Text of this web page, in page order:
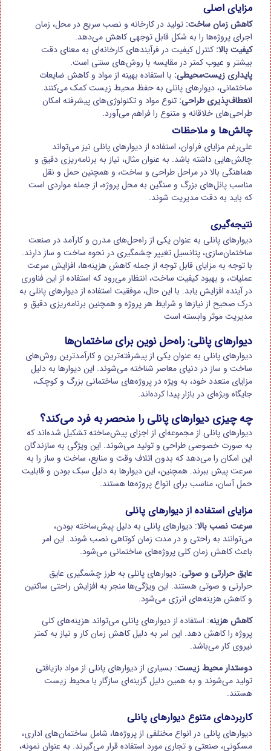
مزایای اصلی
کاهش زمان ساخت: تولید در کارخانه و نصب سریع در محل، زمان
اجرای پروژه‌ها را به شکل قابل توجهی کاهش می‌دهد.
کیفیت بالا: کنترل کیفیت در فرآیندهای کارخانه‌ای به معنای دقت
بیشتر و عیوب کمتر در مقایسه با روش‌های سنتی است.
پایداری زیست‌محیطی: با استفاده بهینه از مواد و کاهش ضایعات
ساختمانی، دیوارهای پانلی به حفظ محیط زیست کمک می‌کنند.
انعطاف‌پذیری طراحی: تنوع مواد و تکنولوژی‌های پیشرفته امکان
طراحی‌های خلاقانه و متنوع را فراهم می‌آورد.
چالش‌ها و ملاحظات
علی‌رغم مزایای فراوان، استفاده از دیوارهای پانلی نیز می‌تواند
چالش‌هایی داشته باشد. به عنوان مثال، نیاز به برنامه‌ریزی دقیق و
هماهنگی بالا در مراحل طراحی و ساخت، و همچنین حمل و نقل
مناسب پانل‌های بزرگ و سنگین به محل پروژه، از جمله مواردی است
که باید به دقت مدیریت شوند.
نتیجه‌گیری
دیوارهای پانلی به عنوان یکی از راه‌حل‌های مدرن و کارآمد در صنعت
ساختمان‌سازی، پتانسیل تغییر چشمگیری در نحوه ساخت و ساز دارند.
با توجه به مزایای قابل توجه از جمله کاهش هزینه‌ها، افزایش سرعت
عملیات، و بهبود کیفیت ساخت، انتظار می‌رود که استفاده از این فناوری
در آینده افزایش یابد. با این حال، موفقیت استفاده از دیوارهای پانلی به
درک صحیح از نیازها و شرایط هر پروژه و همچنین برنامه‌ریزی دقیق و
مدیریت موثر وابسته است
دیوارهای پانلی: راه‌حل نوین برای ساختمان‌ها
دیوارهای پانلی به عنوان یکی از پیشرفته‌ترین و کارآمدترین روش‌های
ساخت و ساز در دنیای معاصر شناخته می‌شوند. این دیوارها به دلیل
مزایای متعدد خود، به ویژه در پروژه‌های ساختمانی بزرگ و کوچک،
جایگاه ویژه‌ای در بازار پیدا کرده‌اند.
چه چیزی دیوارهای پانلی را منحصر به فرد می‌کند؟
دیوارهای پانلی از مجموعه‌ای از اجزای پیش‌ساخته تشکیل شده‌اند که
به صورت خصوصی طراحی و تولید می‌شوند. این ویژگی به سازندگان
این امکان را می‌دهد که بدون اتلاف وقت و منابع، ساخت و ساز را به
سرعت پیش ببرند. همچنین، این دیوارها به دلیل سبک بودن و قابلیت
حمل آسان، مناسب برای انواع پروژه‌ها هستند.
مزایای استفاده از دیوارهای پانلی
سرعت نصب بالا: دیوارهای پانلی به دلیل پیش‌ساخته بودن،
می‌توانند به راحتی و در مدت زمان کوتاهی نصب شوند. این امر
باعث کاهش زمان کلی پروژه‌های ساختمانی می‌شود.
عایق حرارتی و صوتی: دیوارهای پانلی به طرز چشمگیری عایق
حرارتی و صوتی هستند. این ویژگی‌ها منجر به افزایش راحتی ساکنین
و کاهش هزینه‌های انرژی می‌شود.
کاهش هزینه: استفاده از دیوارهای پانلی می‌تواند هزینه‌های کلی
پروژه را کاهش دهد. این امر به دلیل کاهش زمان کار و نیاز به کمتر
نیروی کار می‌باشد.
دوستدار محیط زیست: بسیاری از دیوارهای پانلی از مواد بازیافتی
تولید می‌شوند و به همین دلیل گزینه‌ای سازگار با محیط زیست
هستند.
کاربردهای متنوع دیوارهای پانلی
دیوارهای پانلی در انواع مختلفی از پروژه‌ها، شامل ساختمان‌های اداری،
مسکونی، صنعتی و تجاری مورد استفاده قرار می‌گیرند. به عنوان نمونه،